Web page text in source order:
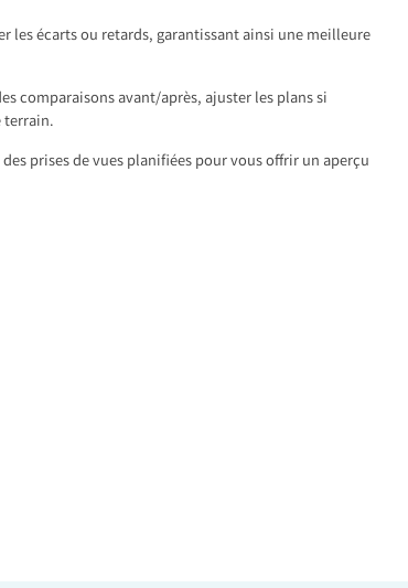
les écarts ou retards, garantissant ainsi une meilleure
comparaisons avant/après, ajuster les plans si
terrain.
prises de vues planifiées pour vous offrir un aperçu